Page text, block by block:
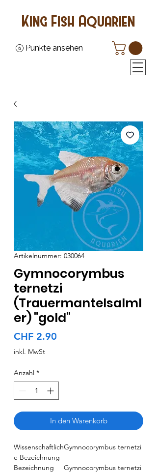
Punkte ansehen
King Fish Aquarien
Artikelnummer: 030064
Gymnocorymbus
ternetzi
(Trauermantelsalml
er) "gold"
CHF 2.90
inkl. MwSt
Anzahl *
In den Warenkorb
Wissenschaftlich
e Bezeichnung
Gymnocorymbus ternetzi
Bezeichnung
Gymnocorymbus ternetzi